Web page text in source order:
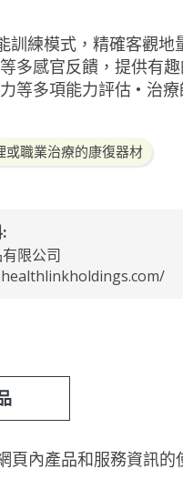
訓練模式，精確客觀
多感官反饋，提供有
等多項能力評估 • 治
或職業治療的康復器材
限公司
頁內產品和服務資訊的